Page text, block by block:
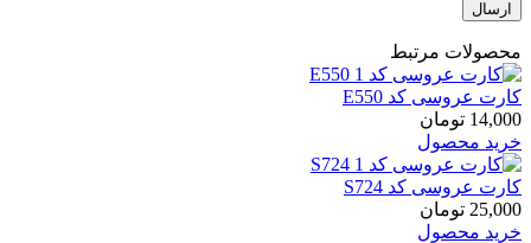
محصولات مرتبط
کارت عروسی کد E550
14,000 تومان
خرید محصول
کارت عروسی کد S724
25,000 تومان
خرید محصول